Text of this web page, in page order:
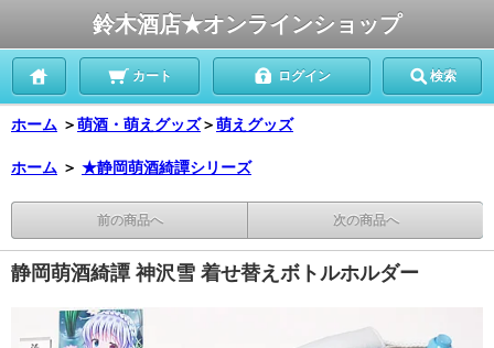
鈴木酒店★オンラインショップ
カート ログイン 検索
ホーム ＞萌酒・萌えグッズ＞萌えグッズ
ホーム ＞ ★静岡萌酒綺譚シリーズ
前の商品へ 次の商品へ
静岡萌酒綺譚 神沢雪 着せ替えボトルホルダー